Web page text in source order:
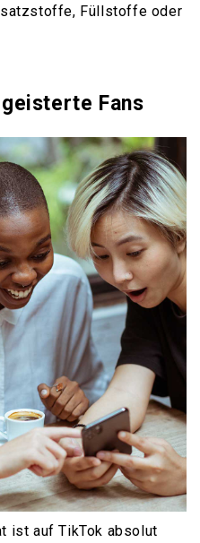
Füllstoffe oder
Fans
ist auf TikTok absolut